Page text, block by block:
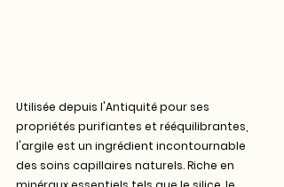
Utilisée depuis l'Antiquité pour ses
propriétés purifiantes et rééquilibrantes,
l'argile est un ingrédient incontournable
des soins capillaires naturels. Riche en